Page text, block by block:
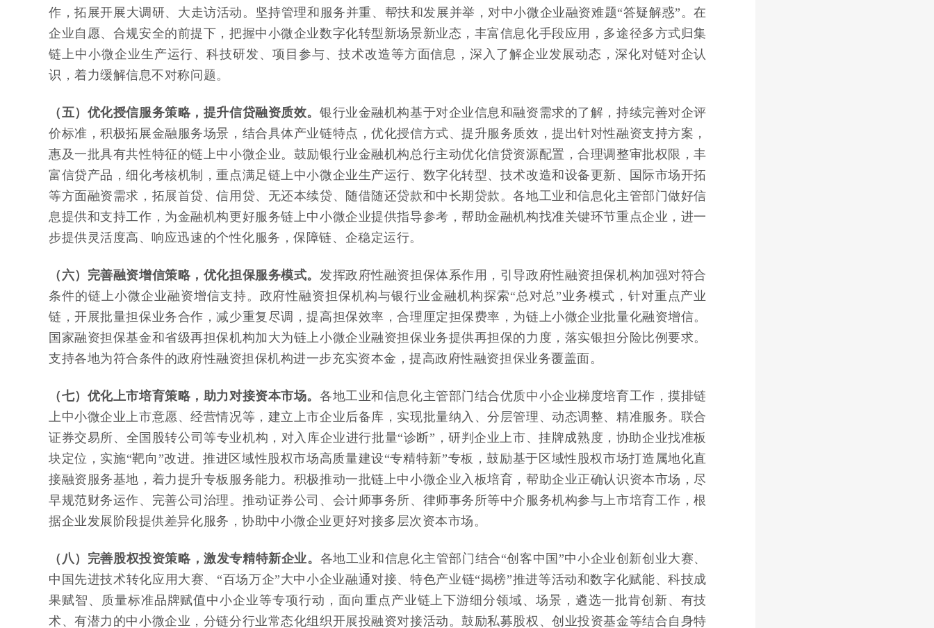
作，拓展开展大调研、大走访活动。坚持管理和服务并重、帮扶和发展并举，对中小微企业融资难题“答疑解惑”。在
企业自愿、合规安全的前提下，把握中小微企业数字化转型新场景新业态，丰富信息化手段应用，多途径多方式归集
链上中小微企业生产运行、科技研发、项目参与、技术改造等方面信息，深入了解企业发展动态，深化对链对企认
识，着力缓解信息不对称问题。
（五）优化授信服务策略，提升信贷融资质效。 银行业金融机构基于对企业信息和融资需求的了解，持续完善对企评
价标准，积极拓展金融服务场景，结合具体产业链特点，优化授信方式、提升服务质效，提出针对性融资支持方案，
惠及一批具有共性特征的链上中小微企业。鼓励银行业金融机构总行主动优化信贷资源配置，合理调整审批权限，丰
富信贷产品，细化考核机制，重点满足链上中小微企业生产运行、数字化转型、技术改造和设备更新、国际市场开拓
等方面融资需求，拓展首贷、信用贷、无还本续贷、随借随还贷款和中长期贷款。各地工业和信息化主管部门做好信
息提供和支持工作，为金融机构更好服务链上中小微企业提供指导参考，帮助金融机构找准关键环节重点企业，进一
步提供灵活度高、响应迅速的个性化服务，保障链、企稳定运行。
（六）完善融资增信策略，优化担保服务模式。 发挥政府性融资担保体系作用，引导政府性融资担保机构加强对符合
条件的链上小微企业融资增信支持。政府性融资担保机构与银行业金融机构探索“总对总”业务模式，针对重点产业
链，开展批量担保业务合作，减少重复尽调，提高担保效率，合理厘定担保费率，为链上小微企业批量化融资增信。
国家融资担保基金和省级再担保机构加大为链上小微企业融资担保业务提供再担保的力度，落实银担分险比例要求。
支持各地为符合条件的政府性融资担保机构进一步充实资本金，提高政府性融资担保业务覆盖面。
（七）优化上市培育策略，助力对接资本市场。 各地工业和信息化主管部门结合优质中小企业梯度培育工作，摸排链
上中小微企业上市意愿、经营情况等，建立上市企业后备库，实现批量纳入、分层管理、动态调整、精准服务。联合
证券交易所、全国股转公司等专业机构，对入库企业进行批量“诊断”，研判企业上市、挂牌成熟度，协助企业找准板
块定位，实施“靶向”改进。推进区域性股权市场高质量建设“专精特新”专板，鼓励基于区域性股权市场打造属地化直
接融资服务基地，着力提升专板服务能力。积极推动一批链上中小微企业入板培育，帮助企业正确认识资本市场，尽
早规范财务运作、完善公司治理。推动证券公司、会计师事务所、律师事务所等中介服务机构参与上市培育工作，根
据企业发展阶段提供差异化服务，协助中小微企业更好对接多层次资本市场。
（八）完善股权投资策略，激发专精特新企业。 各地工业和信息化主管部门结合“创客中国”中小企业创新创业大赛、
中国先进技术转化应用大赛、“百场万企”大中小企业融通对接、特色产业链“揭榜”推进等活动和数字化赋能、科技成
果赋智、质量标准品牌赋值中小企业等专项行动，面向重点产业链上下游细分领域、场景，遴选一批肯创新、有技
术、有潜力的中小微企业，分链分行业常态化组织开展投融资对接活动。鼓励私募股权、创业投资基金等结合自身特